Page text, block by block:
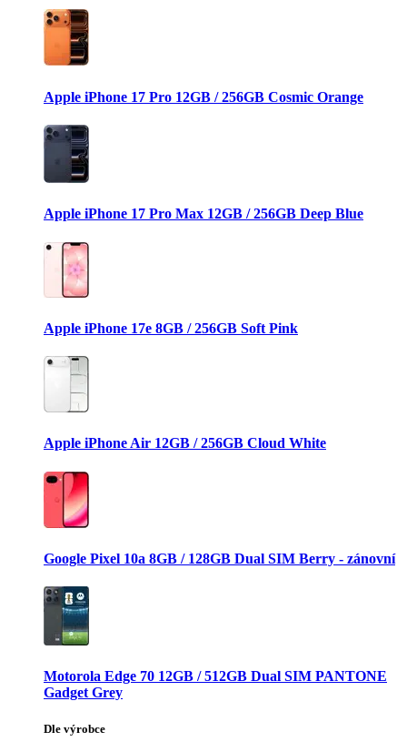
Apple iPhone 17 Pro 12GB / 256GB Cosmic Orange
Apple iPhone 17 Pro Max 12GB / 256GB Deep Blue
Apple iPhone 17e 8GB / 256GB Soft Pink
Apple iPhone Air 12GB / 256GB Cloud White
Google Pixel 10a 8GB / 128GB Dual SIM Berry - zánovní
Motorola Edge 70 12GB / 512GB Dual SIM PANTONE
Gadget Grey
Dle výrobce